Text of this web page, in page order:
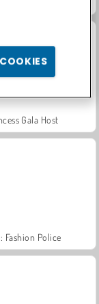
Gala Host
Fashion Police